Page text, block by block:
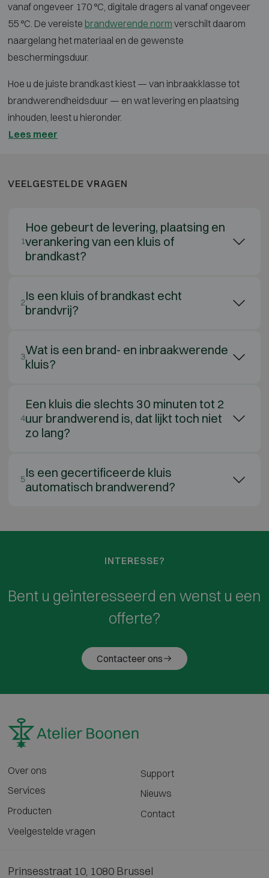
vanaf ongeveer 170 °C, digitale dragers al vanaf ongeveer
55 °C. De vereiste brandwerende norm verschilt daarom
naargelang het materiaal en de gewenste
beschermingsduur.
Hoe u de juiste brandkast kiest — van inbraakklasse tot
brandwerendheidsduur — en wat levering en plaatsing
inhouden, leest u hieronder.
Lees meer
VEELGESTELDE VRAGEN
1
Hoe gebeurt de levering, plaatsing en
verankering van een kluis of
brandkast?
2Is een kluis of brandkast echt
brandvrij?
3Wat is een brand- en inbraakwerende
kluis?
4
Een kluis die slechts 30 minuten tot 2
uur brandwerend is, dat lijkt toch niet
zo lang?
5Is een gecertificeerde kluis
automatisch brandwerend?
INTERESSE?
Bent u geïnteresseerd en wenst u een
offerte?
Contacteer ons
Over ons
Services
Producten
Veelgestelde vragen
Support
Nieuws
Contact
Prinsesstraat 10, 1080 Brussel